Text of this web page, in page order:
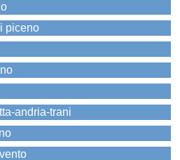
piceno
andria-trani